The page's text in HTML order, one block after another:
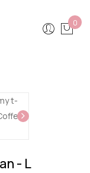
0
- L